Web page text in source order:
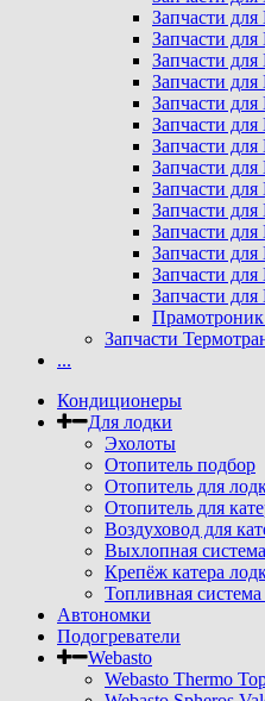
Запчасти
Запчасти
Запчасти
Запчасти
Запчасти
Запчасти
Запчасти
Запчасти
Запчасти
Запчасти
Запчасти
Запчасти
Запчасти
Запчасти
Запчасти
...
Кондиционеры
Для лодки
Эхолоты
Отопитель подбор
Отопитель для
Отопитель для
Воздуховод для
Выхлопная
Крепёж катера
Топливная
Автономки
Подогреватели
Webasto
Webasto Thermo